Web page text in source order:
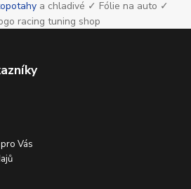
a chladivé ✓ Fólie na auto ✓
Vás